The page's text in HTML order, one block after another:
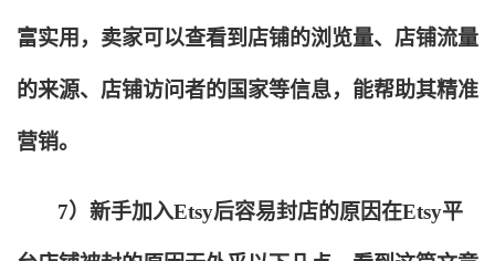
富实用，卖家可以查看到店铺的浏览量、店铺流量
的来源、店铺访问者的国家等信息，能帮助其精准
营销。
7）新手加入Etsy后容易封店的原因在Etsy平